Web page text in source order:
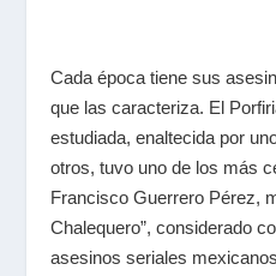
Cada época tiene sus
que las caracteriza. El
estudiada, enaltecida por
otros, tuvo uno de los más
Francisco Guerrero Pérez,
Chalequero”, considerado
asesinos seriales